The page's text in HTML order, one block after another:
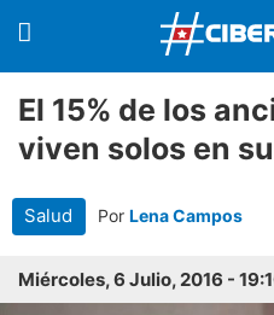
El 15% de los
viven solos en
Salud Por Lena Campos
Miércoles, 6 Julio, 2016 -